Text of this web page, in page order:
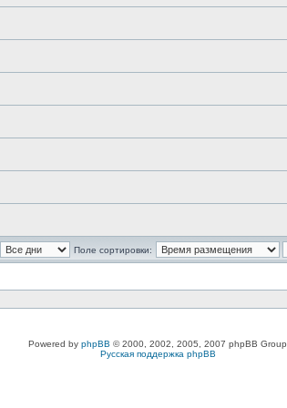
Поле сортировки:
Powered by phpBB © 2000, 2002, 2005, 2007 phpBB Group
Русская поддержка phpBB